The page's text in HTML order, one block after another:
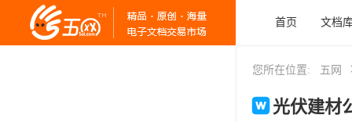
首页 文档
您所在位置: 五网
光伏建材